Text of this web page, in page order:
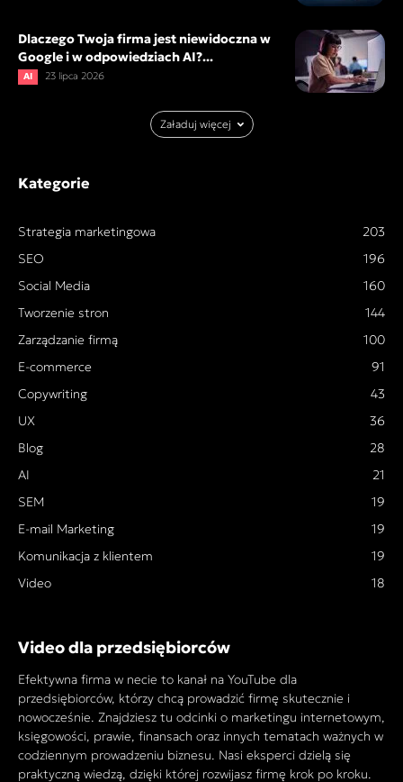
Dlaczego Twoja firma jest niewidoczna w
Google i w odpowiedziach AI?...
AI 23 lipca 2026
Załaduj więcej
Kategorie
Strategia marketingowa
203
SEO
196
Social Media
160
Tworzenie stron
144
Zarządzanie firmą
100
E-commerce
91
Copywriting
43
UX
36
Blog
28
AI
21
SEM
19
E-mail Marketing
19
Komunikacja z klientem
19
Video
18
Video dla przedsiębiorców
Efektywna firma w necie to kanał na YouTube dla
przedsiębiorców, którzy chcą prowadzić firmę skutecznie i
nowocześnie. Znajdziesz tu odcinki o marketingu internetowym,
księgowości, prawie, finansach oraz innych tematach ważnych w
codziennym prowadzeniu biznesu. Nasi eksperci dzielą się
praktyczną wiedzą, dzięki której rozwijasz firmę krok po kroku.